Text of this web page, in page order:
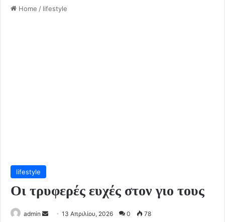
Home / lifestyle
lifestyle
Οι τρυφερές ευχές στον γιο τους
admin
Send13 Απριλίου, 2026 0 78